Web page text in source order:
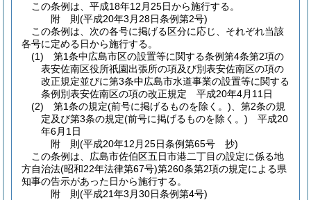
この条例は、平成18年12月25日から施行する。
附 則(平成20年3月28日条例第2号)
この条例は、次の各号に掲げる区分に応じ、それぞれ当該
各号に定める日から施行する。
(1)
第1条中広島市区の設置等に関する条例第4条第2項の
表安佐南区役所祇園出張所の項及び別表安佐南区の項の
改正規定並びに第3条中広島市水道事業の設置等に関する
条例別表安佐南区の項の改正規定 平成20年4月11日
(2)
第1条の規定(前号に掲げるものを除く。) 、第2条の規
定及び第3条の規定(前号に掲げるものを除く。) 平成20
年6月1日
附 則(平成20年12月25日条例第65号 抄)
この条例は、広島市佐伯区五日市港二丁目の設定に係る地
方自治法(昭和22年法律第67号)第260条第2項の規定による県
知事の告示があった日から施行する。
附 則(平成21年3月30日条例第4号)